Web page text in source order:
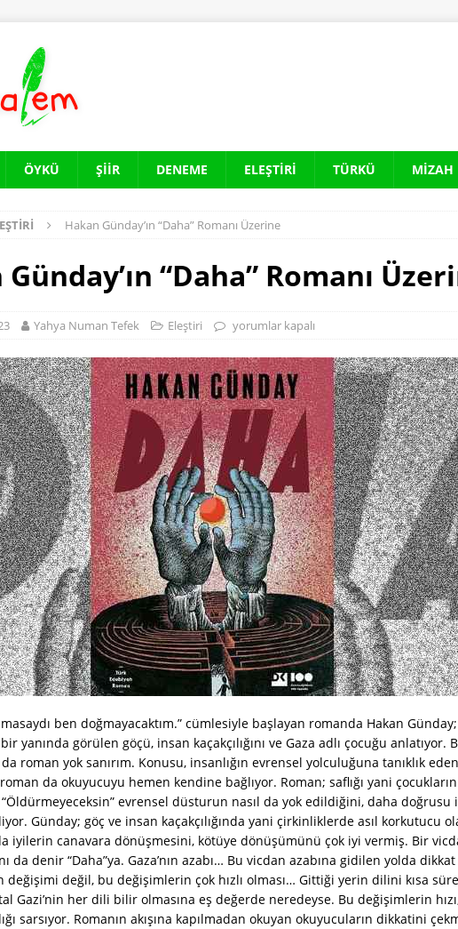
ÖYKÜ ŞIIR DENEME ELEŞTIRI TÜRKÜ MIZAH
Hakan Günday’ın “Daha” Romanı Üzerine
“Daha” Romanı
Yahya Numan Tefek Eleştiri yorumlar kapalı
ben doğmayacaktım.” cümlesiyle başlayan romanda Hakan Günday;
yanında görülen göçü, insan kaçakçılığını ve Gaza adlı çocuğu anlatıyor.
da roman yok sanırım. Konusu, insanlığın evrensel yolculuğuna tanıklık
da okuyucuyu hemen kendine bağlıyor. Roman; saflığı yani
“Öldürmeyeceksin” evrensel düsturun nasıl da yok edildiğini, daha doğrusu
Günday; göç ve insan kaçakçılığında yani çirkinliklerde asıl korkutucu
iyilerin canavara dönüşmesini, kötüye dönüşümünü çok iyi vermiş. Bir
da denir “Daha”ya. Gaza’nın azabı… Bu vicdan azabına gidilen yolda
değişimi değil, bu değişimlerin çok hızlı olması… Gittiği yerin dilini kısa
Gazi’nin her dili bilir olmasına eş değerde neredeyse. Bu değişimlerin
sarsıyor. Romanın akışına kapılmadan okuyan okuyucuların dikkatini